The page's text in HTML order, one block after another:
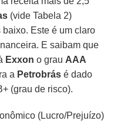
(vide Tabela 2)
Este é um claro
E saibam que
Exxon o grau AAA
a Petrobrás é dado
(grau de risco).
(Lucro/Prejuízo)